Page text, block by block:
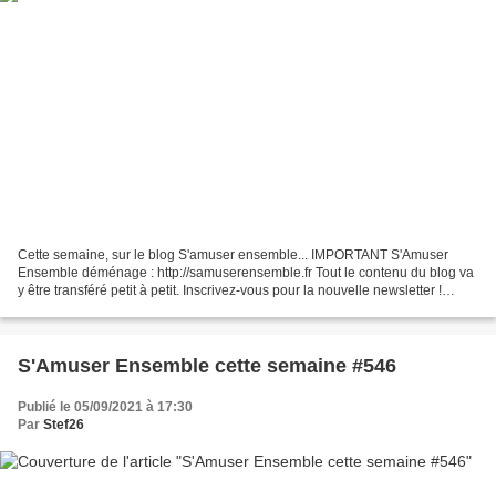
Cette semaine, sur le blog S'amuser ensemble... IMPORTANT S'Amuser
Ensemble déménage : http://samuserensemble.fr Tout le contenu du blog va
y être transféré petit à petit. Inscrivez-vous pour la nouvelle newsletter !
S'Amuser Ensemble cette semaine #546
Publié le 05/09/2021 à 17:30
Par Stef26